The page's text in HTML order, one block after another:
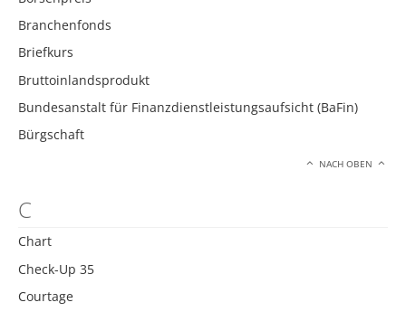
Branchenfonds
Briefkurs
Bruttoinlandsprodukt
Bundesanstalt für Finanzdienstleistungsaufsicht (BaFin)
Bürgschaft
NACH OBEN
C
Chart
Check-Up 35
Courtage